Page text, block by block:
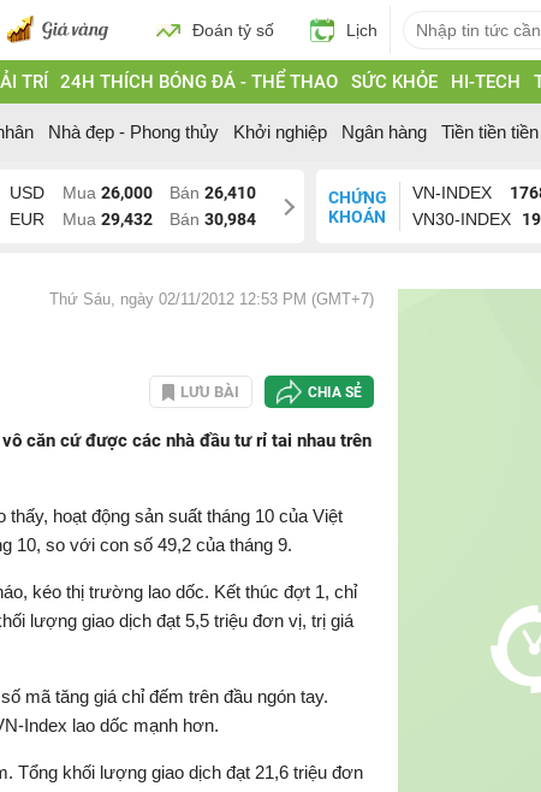
Đoán tỷ số Lịch
TRÍ 24H THÍCH BÓNG ĐÁ - THỂ THAO SỨC KHỎE HI-TECH
Nhà đẹp - Phong thủy Khởi nghiệp Ngân hàng Tiền tiền tiền
USD Mua 26,000 Bán 26,410
EUR
Mua 29,432 Bán 30,984
CHỨNG
KHOÁN
VN-INDEX
VN30-INDEX
Thứ Sáu, ngày 02/11/2012 12:53 PM (GMT+7)
LƯU BÀI CHIA SẺ
căn cứ được các nhà đầu tư rỉ tai nhau trên
hoạt động sản suất tháng 10 của Việt
10, so với con số 49,2 của tháng 9.
kéo thị trường lao dốc. Kết thúc đợt 1, chỉ
lượng giao dịch đạt 5,5 triệu đơn vị, trị giá
mã tăng giá chỉ đếm trên đầu ngón tay.
Index lao dốc mạnh hơn.
Tổng khối lượng giao dịch đạt 21,6 triệu đơn